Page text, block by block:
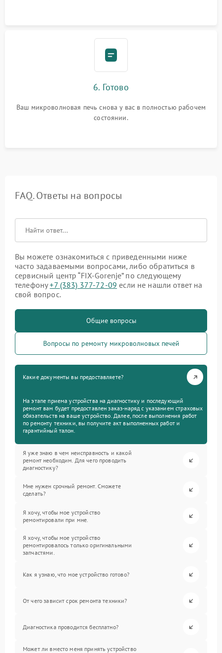
6. Готово
Ваш микроволновая печь снова у вас в полностью рабочем
состоянии.
FAQ. Ответы на вопросы
Вы можете ознакомиться с приведенными ниже
часто задаваемыми вопросами, либо обратиться в
сервисный центр “FIX-Gorenje” по следующему
телефону+7 (383) 377-72-09 если не нашли ответ на
свой вопрос.
Общие вопросы
Вопросы по ремонту микроволновых печей
Какие документы вы предоставляете?
На этапе приема устройства на диагностику и последующий
ремонт вам будет предоставлен заказ-наряд с указанием страховых
обязательств на ваше устройство. Далее, после выполнения работ
по ремонту техники, вы получите акт выполненных работ и
гарантийный талон.
Я уже знаю в чем неисправность и какой
ремонт необходим. Для чего проводить
диагностику?
Мне нужен срочный ремонт. Сможете
сделать?
Я хочу, чтобы мое устройство
ремонтировали при мне.
Я хочу, чтобы мое устройство
ремонтировалось только оригинальными
запчастями.
Как я узнаю, что мое устройство готово?
От чего зависит срок ремонта техники?
Диагностика проводится бесплатно?
Может ли вместо меня принять устройство